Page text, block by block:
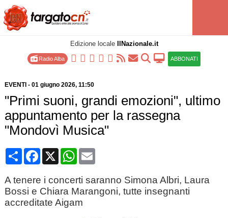
Edizione locale IlNazionale.it
Radio Alba ABBONATI
EVENTI - 01 giugno 2026, 11:50
"Primi suoni, grandi emozioni", ultimo
appuntamento per la rassegna
"Mondovì Musica"
CondividiFacebook
X WhatsApp
Email
A tenere i concerti saranno Simona Albri, Laura
Bossi e Chiara Marangoni, tutte insegnanti
accreditate Aigam